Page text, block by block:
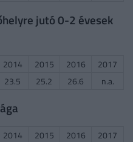
jutó 0-2 évesek
2014 2015 2016
2017
23.5 25.2 26.6 n.a.
2014 2015 2016
2017